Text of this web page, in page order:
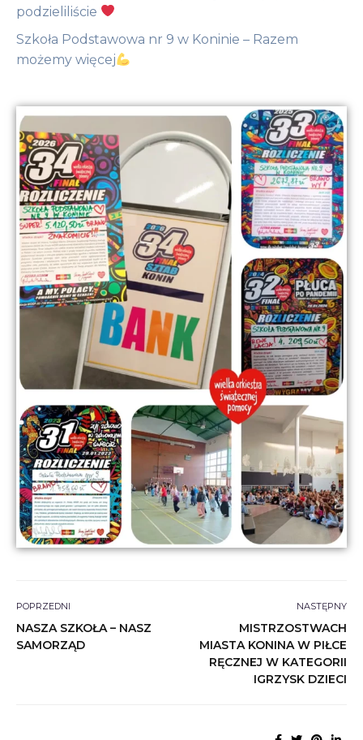
podzieliliście
Szkoła Podstawowa nr 9 w Koninie – Razem
możemy więcej
POPRZEDNI
NASZA SZKOŁA – NASZ
SAMORZĄD
NASTĘPNY
MISTRZOSTWACH
MIASTA KONINA W PIŁCE
RĘCZNEJ W KATEGORII
IGRZYSK DZIECI